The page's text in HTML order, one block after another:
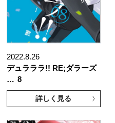
2022.8.26
デュラララ!! RE;ダラーズ
… 8
詳しく見る